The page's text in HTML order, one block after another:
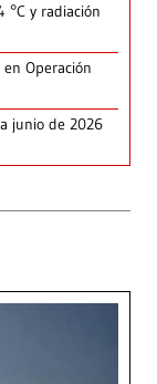
°C y radiación
Operación
junio de 2026